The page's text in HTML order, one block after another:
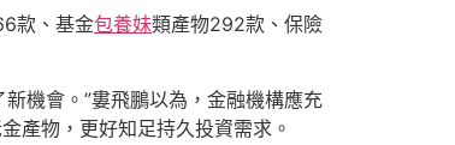
款、基金包養妹類產物292款、保險
機會。”婁飛鵬以為，金融機構應充
產物，更好知足持久投資需求。